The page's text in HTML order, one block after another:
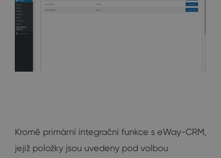
Kromě primární integrační funkce s eWay-CRM,
jejíž položky jsou uvedeny pod volbou